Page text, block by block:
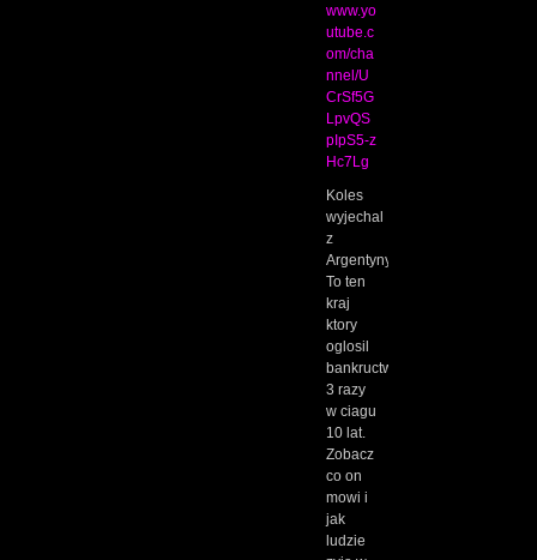
www.yo
utube.c
om/cha
nnel/U
CrSf5G
LpvQS
pIpS5-z
Hc7Lg
Koles
wyjechal
z
Argentyny.
To ten
kraj
ktory
oglosil
bankructwo
3 razy
w ciagu
10 lat.
Zobacz
co on
mowi i
jak
ludzie